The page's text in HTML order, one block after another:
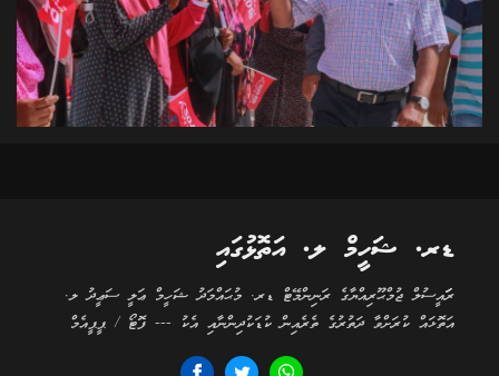
ޑރ. ޝަހީމް ލ. އަތޮޅުގައި
ރަަައީސުލް ޖުމްޙޫރިއްޔާގެ ރަނިންމޭޓް ޑރ. މުޙައްމަދު ޝަހީމް ޢަލީ ސަޢީދު ލ.
އަތޮޅައް ކުރަށްވާ ދަތުރުގެ ތެރެއިން ކުޑަކުދިންނާއި އެކު --- ފޮޓޯ / ޕީޕީއެމް